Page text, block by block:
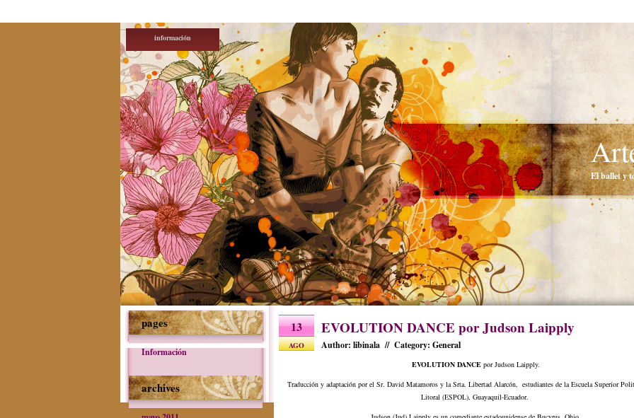
información
El ballet y
pages
Información
archives
13
AGO
EVOLUTION DANCE por Judson Laipply
Author: libinala // Category: General
EVOLUTION DANCE por Judson Laipply.
Traducción y adaptación por el Sr. David Matamoros y la Srta. Libertad Alarcón, estudiantes de la Escuela Superior
Litoral (ESPOL), Guayaquil-Ecuador.